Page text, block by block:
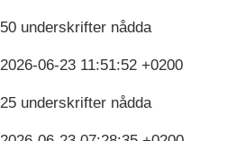
50 underskrifter nådda
2026-06-23 11:51:52 +0200
25 underskrifter nådda